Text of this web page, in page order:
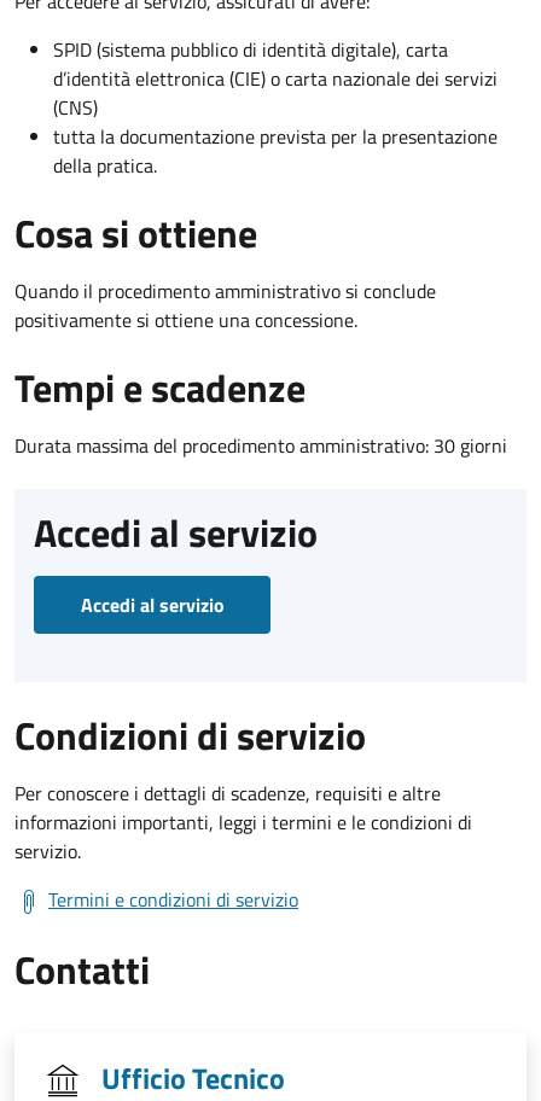
SPID (sistema pubblico di identità digitale), carta
d’identità elettronica (CIE) o carta nazionale dei servizi
(CNS)
tutta la documentazione prevista per la presentazione
della pratica.
Cosa si ottiene
Quando il procedimento amministrativo si conclude
positivamente si ottiene una concessione.
Tempi e scadenze
Durata massima del procedimento amministrativo: 30 giorni
Accedi al servizio
Accedi al servizio
Condizioni di servizio
Per conoscere i dettagli di scadenze, requisiti e altre
informazioni importanti, leggi i termini e le condizioni di
servizio.
Termini e condizioni di servizio
Contatti
Ufficio Tecnico